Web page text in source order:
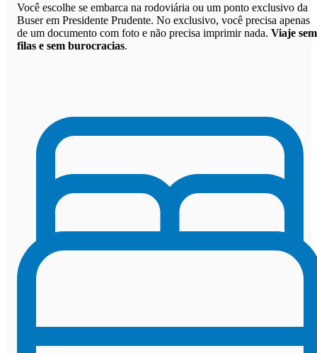
Você escolhe se embarca na rodoviária ou um ponto exclusivo da
Buser em Presidente Prudente. No exclusivo, você precisa apenas
de um documento com foto e não precisa imprimir nada. Viaje sem
filas e sem burocracias.